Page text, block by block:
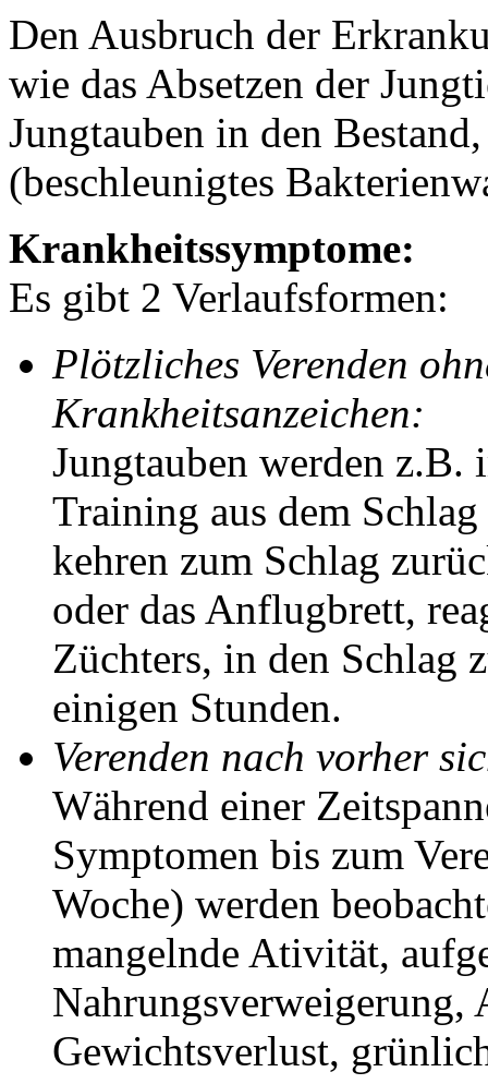
Den Ausbruch der
wie das Absetzen der
Jungtauben in den
(beschleunigtes
Krankheitssymptome:
Es gibt 2 Verlaufsformen:
Plötzliches Verenden
Krankheitsanzeichen:
Jungtauben werden
Training aus dem
kehren zum Schlag
oder das Anflugbrett,
Züchters, in den Schlag
einigen Stunden.
Verenden nach vorher
Während einer
Symptomen bis zum
Woche) werden
mangelnde Ativität,
Nahrungsverweigerung,
Gewichtsverlust,